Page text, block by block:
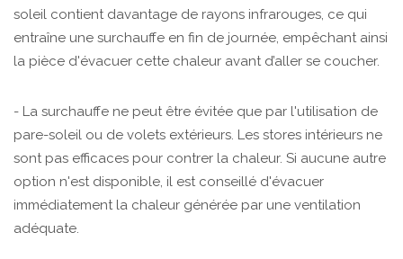
soleil contient davantage de rayons infrarouges, ce qui
entraîne une surchauffe en fin de journée, empêchant ainsi
la pièce d'évacuer cette chaleur avant d’aller se coucher.
- La surchauffe ne peut être évitée que par l'utilisation de
pare-soleil ou de volets extérieurs. Les stores intérieurs ne
sont pas efficaces pour contrer la chaleur. Si aucune autre
option n'est disponible, il est conseillé d'évacuer
immédiatement la chaleur générée par une ventilation
adéquate.